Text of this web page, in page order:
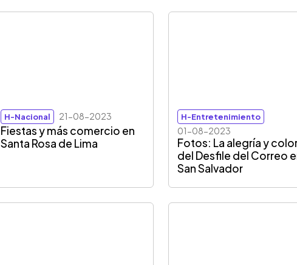
H-Nacional 21-08-2023
Fiestas y más comercio en
Santa Rosa de Lima
H-Entretenimiento
01-08-2023
Fotos: La alegría y
del Desfile del Correo
San Salvador